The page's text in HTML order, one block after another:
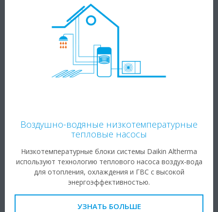
Воздушно-водяные низкотемпературные
тепловые насосы
Низкотемпературные блоки системы Daikin Altherma
используют технологию теплового насоса воздух-вода
для отопления, охлаждения и ГВС с высокой
энергоэффективностью.
УЗНАТЬ БОЛЬШЕ